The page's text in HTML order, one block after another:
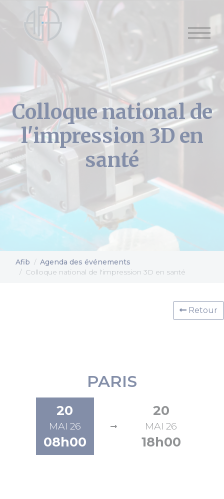
Colloque national de
l'impression 3D en
santé
Afib
Agenda des événements
Colloque national de l'impression 3D en santé
Retour
PARIS
20
MAI 26
08h00
20
MAI 26
18h00
Cookies management panel